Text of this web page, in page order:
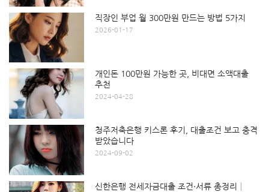
직장인 부업 월 300만원 만드는 방법 5가지
2026-01-17
개인돈 100만원 가능한 곳, 비대면 소액대출
추천
2024-04-28
청주저축은행 키스론 후기, 대출조건 보고 충격
받았습니다
2024-09-02
신한은행 전세자금대출 조건·서류 총정리│